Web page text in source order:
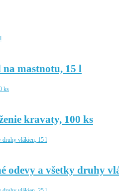
mastnotu, 15 l
kravaty, 100 ks
odevy a všetky druhy